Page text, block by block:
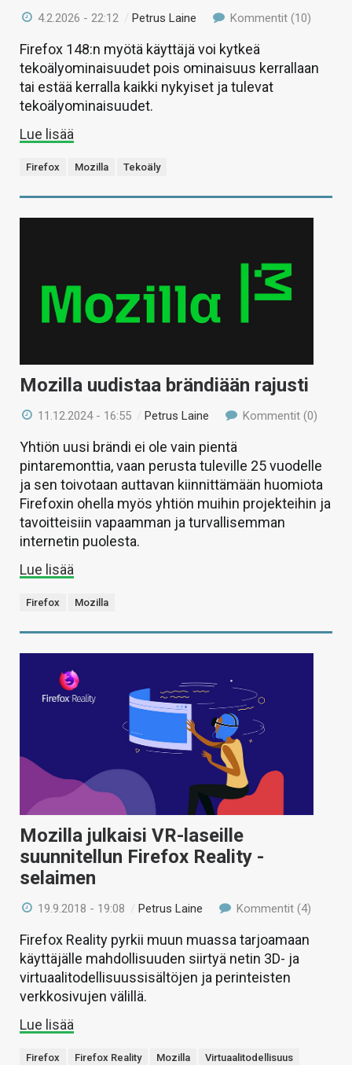
4.2.2026 - 22:12 /Petrus Laine Kommentit (10)
Firefox 148:n myötä käyttäjä voi kytkeä
tekoälyominaisuudet pois ominaisuus kerrallaan
tai estää kerralla kaikki nykyiset ja tulevat
tekoälyominaisuudet.
Lue lisää
Firefox Mozilla Tekoäly
Mozilla uudistaa brändiään rajusti
11.12.2024 - 16:55 / Petrus Laine Kommentit (0)
Yhtiön uusi brändi ei ole vain pientä
pintaremonttia, vaan perusta tuleville 25 vuodelle
ja sen toivotaan auttavan kiinnittämään huomiota
Firefoxin ohella myös yhtiön muihin projekteihin ja
tavoitteisiin vapaamman ja turvallisemman
internetin puolesta.
Lue lisää
Firefox Mozilla
Mozilla julkaisi VR-laseille
suunnitellun Firefox Reality -
selaimen
19.9.2018 - 19:08 /Petrus Laine Kommentit (4)
Firefox Reality pyrkii muun muassa tarjoamaan
käyttäjälle mahdollisuuden siirtyä netin 3D- ja
virtuaalitodellisuussisältöjen ja perinteisten
verkkosivujen välillä.
Lue lisää
Firefox Firefox Reality Mozilla Virtuaalitodellisuus